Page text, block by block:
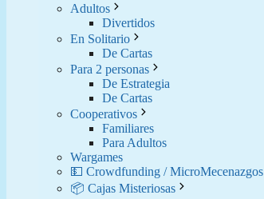
Adultos
Divertidos
En Solitario
De Cartas
Para 2 personas
De Estrategia
De Cartas
Cooperativos
Familiares
Para Adultos
Wargames
💵 Crowdfunding / MicroMecenazgos
📦 Cajas Misteriosas